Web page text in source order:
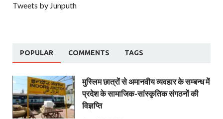
Tweets by Junputh
POPULAR COMMENTS TAGS
मुस्लिम छात्रों से अमानवीय व्यवहार के सम्बन्ध में
प्रदेश के सामाजिक-सांस्कृतिक संगठनों की
विज्ञप्ति